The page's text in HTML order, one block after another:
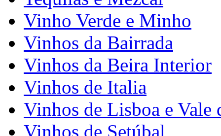
Vinho Verde e Minho
Vinhos da Bairrada
Vinhos da Beira Interior
Vinhos de Italia
Vinhos de Lisboa e Vale
Vinhos de Setúbal